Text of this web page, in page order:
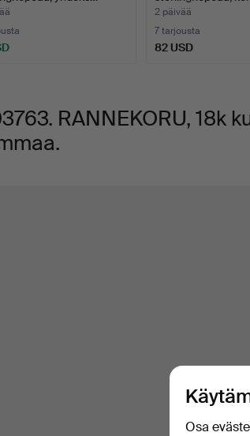
2 päivää
7 tarjousta
82 USD
RANNEKORU, 18k
Osa